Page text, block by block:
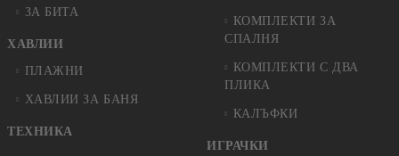
ЗА БИТА
ХАВЛИИ
ПЛАЖНИ
ХАВЛИИ ЗА БАНЯ
ТЕХНИКА
КОМПЛЕКТИ ЗА
СПАЛНЯ
КОМПЛЕКТИ С ДВА
ПЛИКА
КАЛЪФКИ
ИГРАЧКИ